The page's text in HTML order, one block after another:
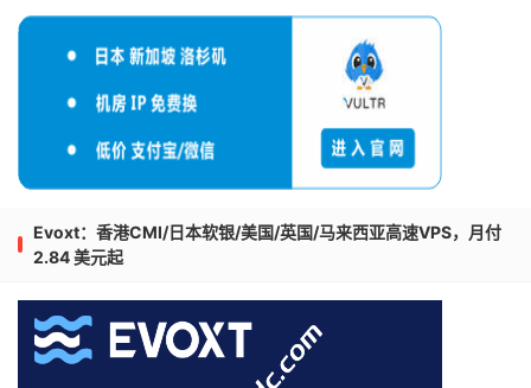
Evoxt：香港CMI/日本软银/美国/英国/马来西亚高速VPS，月付
2.84 美元起